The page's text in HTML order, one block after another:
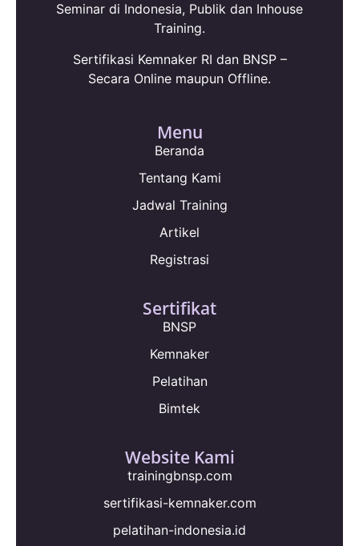
Seminar di Indonesia, Publik dan Inhouse
Training.
Sertifikasi Kemnaker RI dan BNSP –
Secara Online maupun Offline.
Menu
Beranda
Tentang Kami
Jadwal Training
Artikel
Registrasi
Sertifikat
BNSP
Kemnaker
Pelatihan
Bimtek
Website Kami
trainingbnsp.com
sertifikasi-kemnaker.com
pelatihan-indonesia.id